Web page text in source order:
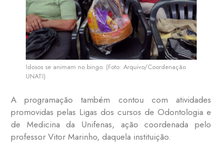
Idosos se animam no bingo. (Foto: Arquivo/Coordenação
UNATI)
A programação também contou com atividades
promovidas pelas Ligas dos cursos de Odontologia e
de Medicina da Unifenas, ação coordenada pelo
professor Vitor Marinho, daquela instituição.